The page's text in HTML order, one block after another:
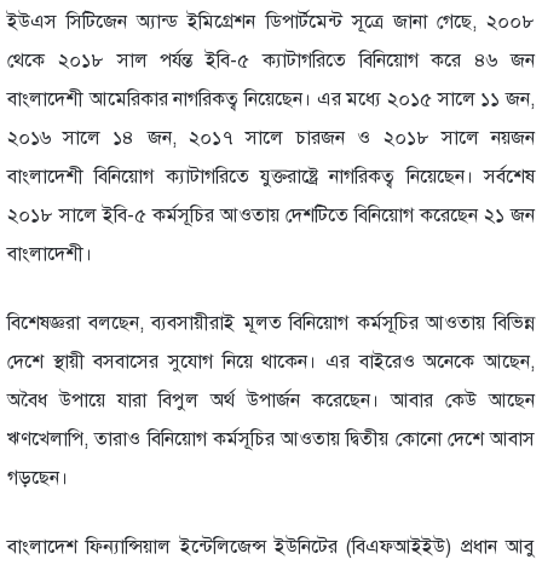
ইউএস সিটিজেন অ্যান্ড ইমিগ্রেশন ডিপার্টমেন্ট সূত্রে জানা গেছে, ২০০৮
থেকে ২০১৮ সাল পর্যন্ত ইবি-৫ ক্যাটাগরিতে বিনিয়োগ করে ৪৬ জন
বাংলাদেশী আমেরিকার নাগরিকত্ব নিয়েছেন। এর মধ্যে ২০১৫ সালে ১১ জন,
২০১৬ সালে ১৪ জন, ২০১৭ সালে চারজন ও ২০১৮ সালে নয়জন
বাংলাদেশী বিনিয়োগ ক্যাটাগরিতে যুক্তরাষ্ট্রে নাগরিকত্ব নিয়েছেন। সর্বশেষ
২০১৮ সালে ইবি-৫ কর্মসূচির আওতায় দেশটিতে বিনিয়োগ করেছেন ২১ জন
বাংলাদেশী।
বিশেষজ্ঞরা বলছেন, ব্যবসায়ীরাই মূলত বিনিয়োগ কর্মসূচির আওতায় বিভিন্ন
দেশে স্থায়ী বসবাসের সুযোগ নিয়ে থাকেন। এর বাইরেও অনেকে আছেন,
অবৈধ উপায়ে যারা বিপুল অর্থ উপার্জন করেছেন। আবার কেউ আছেন
ঋণখেলাপি, তারাও বিনিয়োগ কর্মসূচির আওতায় দ্বিতীয় কোনো দেশে আবাস
গড়ছেন।
বাংলাদেশ ফিন্যান্সিয়াল ইন্টেলিজেন্স ইউনিটের (বিএফআইইউ) প্রধান আবু